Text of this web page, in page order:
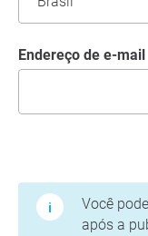
Endereço de e-mail
Você
após a